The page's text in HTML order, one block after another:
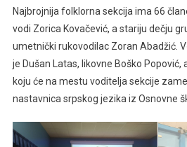
Najbrojnija folklorna sekcija ima 66
vodi Zorica Kovačević, a stariju dečju
umetnički rukovodilac Zoran Abadžić.
je Dušan Latas, likovne Boško Popović,
koju će na mestu voditelja sekcije
nastavnica srpskog jezika iz Osnovne